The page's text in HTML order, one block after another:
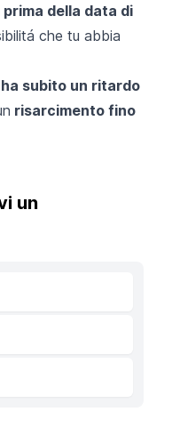
della data di
che tu abbia
ha subito un ritardo
risarcimento fino
un